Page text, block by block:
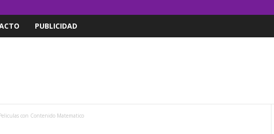
PUBLICIDAD
con Contenido Matematico